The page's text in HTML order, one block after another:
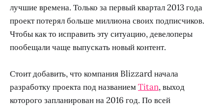
лучшие времена. Только за первый квартал 2013 года
проект потерял больше миллиона своих подписчиков.
Чтобы как то исправить эту ситуацию, девелоперы
пообещали чаще выпускать новый контент.
Стоит добавить, что компания Blizzard начала
разработку проекта под названиемTitan, выход
которого запланирован на 2016 год. По всей